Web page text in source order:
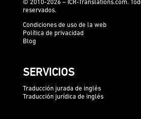
© 2010-2026 – ICR-Translations.com.
reservados.
Condiciones de uso de la web
Política de privacidad
Blog
SERVICIOS
Traducción jurada de inglés
Traducción jurídica de inglés